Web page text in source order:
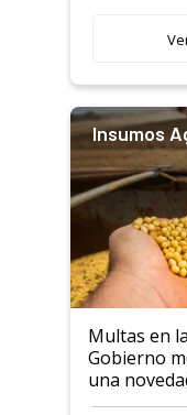
Insumos
Multas en
Gobierno
una